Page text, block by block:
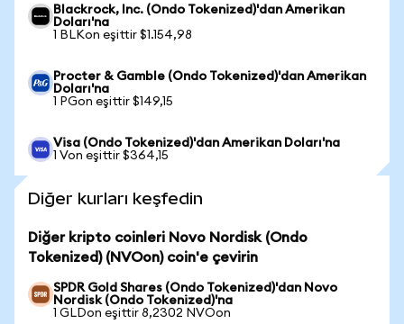
Blackrock, Inc. (Ondo Tokenized)'dan Amerikan
Doları'na
1 BLKon eşittir $1.154,98
Procter & Gamble (Ondo Tokenized)'dan Amerikan
Doları'na
1 PGon eşittir $149,15
Visa (Ondo Tokenized)'dan Amerikan Doları'na
1 Von eşittir $364,15
Diğer kurları keşfedin
Diğer kripto coinleri Novo Nordisk (Ondo
Tokenized) (NVOon) coin'e çevirin
SPDR Gold Shares (Ondo Tokenized)'dan Novo
Nordisk (Ondo Tokenized)'na
1 GLDon eşittir 8,2302 NVOon